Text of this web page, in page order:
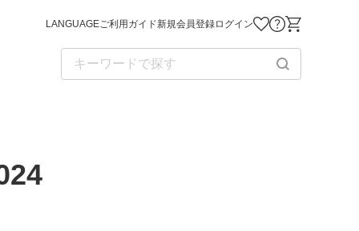
LANGUAGEご利用ガイド新規会員登録ログイン お気に入り商品
お問い合わせ